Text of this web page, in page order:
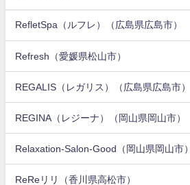
RefletSpa（ルフレ）（広島県広島市）
Refresh（愛媛県松山市）
REGALIS（レガリス）（広島県広島市）
REGINA（レジーナ）（岡山県岡山市）
Relaxation-Salon-Good（岡山県岡山市）
ReReリリ（香川県高松市）